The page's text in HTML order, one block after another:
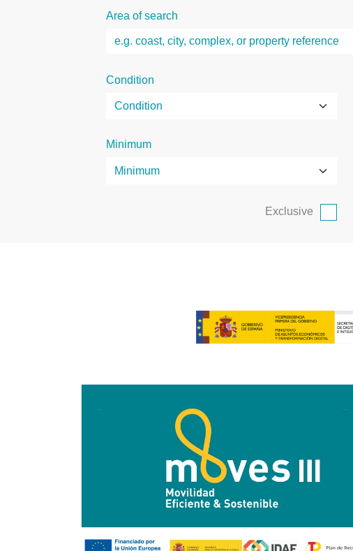
Area of search
Condition
Minimum
Exclusive